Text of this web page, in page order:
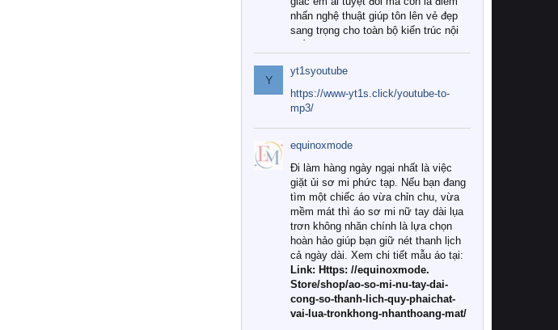
nhấn nghệ thuật giúp tôn lên vẻ đẹp
sang trọng cho toàn bộ kiến trúc nội
Tuy nhiên, giữa thị trường đa dạng
với vô vàn thương hiệu và mẫu mã
như hiện nay, làm thế nào để chọn
được những bộ chăn ga gối đệm cao
cấp thực sự chất lượng, phù hợp với
khí hậu và nhu cầu sử dụng của gia
đình? Hãy cùng chúng tôi đi tìm lời
giải đáp chi tiết qua bài viết dưới đây.
1. Tại sao các gia đình hiện đại lại ưa
chuộng chăn ga gối đệm cao cấp?
Khác với các dòng sản phẩm thông
thường, những bộ chăn ga gối đệm
cao cấp trải qua quy trình sản xuất
nghiêm ngặt từ khâu chọn lọc nguyên
liệu tự nhiên đến công nghệ dệt
nhuộm hiện đại không chứa hóa chất
Y
yt1syoutube
https://www-yt1s.click/youtube-to-
mp3/
equinoxmode
Đi làm hàng ngày ngại nhất là việc
giặt ủi sơ mi phức tạp. Nếu bạn đang
tìm một chiếc áo vừa chỉn chu, vừa
mềm mát thì áo sơ mi nữ tay dài lụa
trơn không nhăn chính là lựa chọn
hoàn hảo giúp bạn giữ nét thanh lịch
cả ngày dài. Xem chi tiết mẫu áo tại:
Link: Https: //equinoxmode.
Store/shop/ao-so-mi-nu-tay-dai-
cong-so-thanh-lich-quy-phaichat-
vai-lua-tronkhong-nhanthoang-mat/